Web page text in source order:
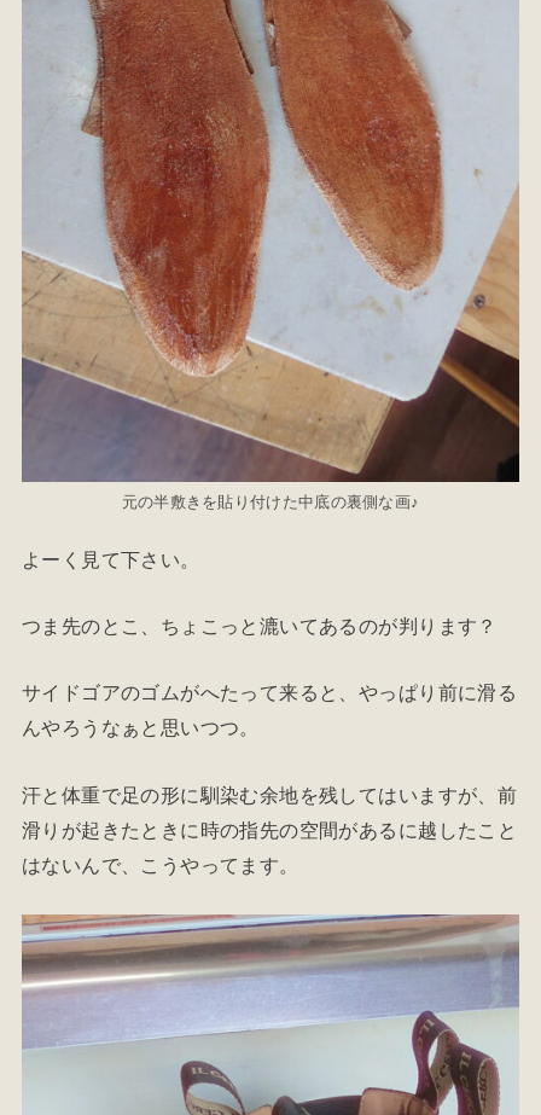
元の半敷きを貼り付けた中底の裏側な画♪
よーく見て下さい。
つま先のとこ、ちょこっと漉いてあるのが判ります？
サイドゴアのゴムがへたって来ると、やっぱり前に滑る
んやろうなぁと思いつつ。
汗と体重で足の形に馴染む余地を残してはいますが、前
滑りが起きたときに時の指先の空間があるに越したこと
はないんで、こうやってます。